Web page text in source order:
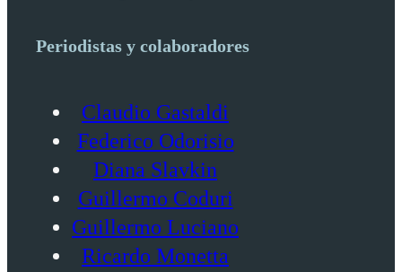
Periodistas y colaboradores
Claudio Gastaldi
Federico Odorisio
Diana Slavkin
Guillermo Coduri
Guillermo Luciano
Ricardo Monetta